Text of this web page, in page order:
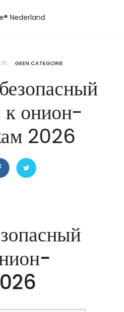
GEEN CATEGORIE
к онион-
2026